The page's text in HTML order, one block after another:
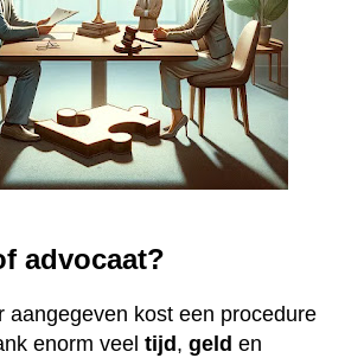
advocaat?
aangegeven kost een procedure
enorm veel tijd, geld en